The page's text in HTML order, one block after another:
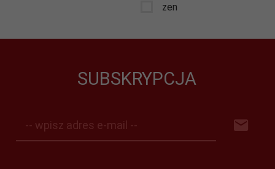
zen
SUBSKRYPCJA
-- wpisz adres e-mail --